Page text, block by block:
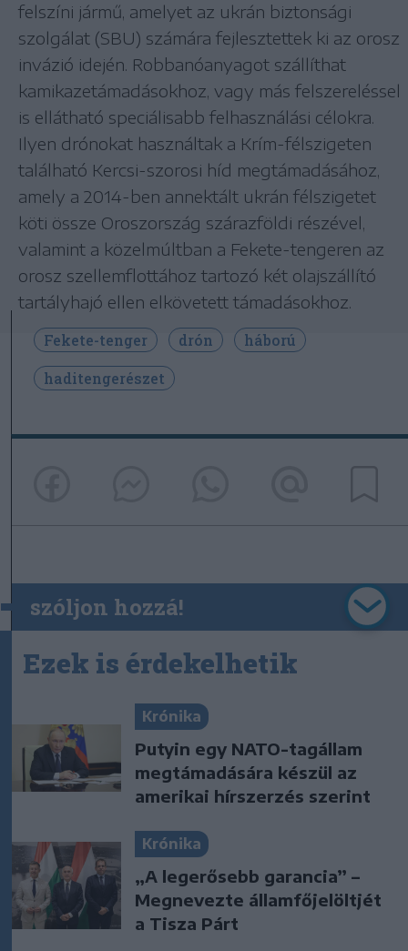
felszíni jármű, amelyet az ukrán biztonsági
szolgálat (SBU) számára fejlesztettek ki az orosz
invázió idején. Robbanóanyagot szállíthat
kamikazetámadásokhoz, vagy más felszereléssel
is ellátható speciálisabb felhasználási célokra.
Ilyen drónokat használtak a Krím-félszigeten
található Kercsi-szorosi híd megtámadásához,
amely a 2014-ben annektált ukrán félszigetet
köti össze Oroszország szárazföldi részével,
valamint a közelmúltban a Fekete-tengeren az
orosz szellemflottához tartozó két olajszállító
tartályhajó ellen elkövetett támadásokhoz.
Fekete-tenger drón
háború
haditengerészet
szóljon hozzá!
Ezek is érdekelhetik
Krónika
Putyin egy NATO-tagállam
megtámadására készül az
amerikai hírszerzés szerint
Krónika
„A legerősebb garancia” –
Megnevezte államfőjelöltjét
a Tisza Párt